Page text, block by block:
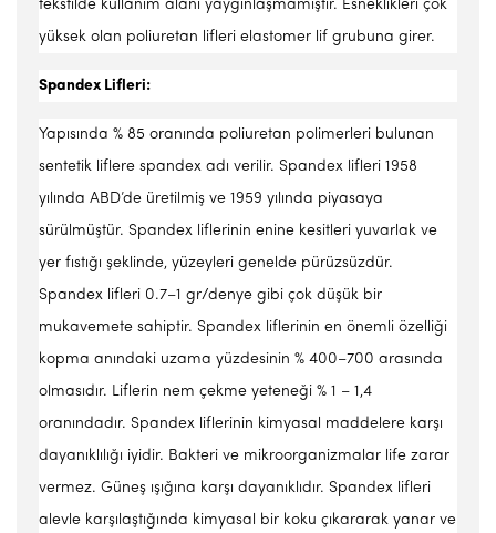
tekstilde kullanım alanı yaygınlaşmamıştır. Esneklikleri çok
yüksek olan poliuretan lifleri elastomer lif grubuna girer.
Spandex Lifleri:
Yapısında % 85 oranında poliuretan polimerleri bulunan
sentetik liflere spandex adı verilir. Spandex lifleri 1958
yılında ABD’de üretilmiş ve 1959 yılında piyasaya
sürülmüştür. Spandex liflerinin enine kesitleri yuvarlak ve
yer fıstığı şeklinde, yüzeyleri genelde pürüzsüzdür.
Spandex lifleri 0.7–1 gr/denye gibi çok düşük bir
mukavemete sahiptir. Spandex liflerinin en önemli özelliği
kopma anındaki uzama yüzdesinin % 400–700 arasında
olmasıdır. Liflerin nem çekme yeteneği % 1 – 1,4
oranındadır. Spandex liflerinin kimyasal maddelere karşı
dayanıklılığı iyidir. Bakteri ve mikroorganizmalar life zarar
vermez. Güneş ışığına karşı dayanıklıdır. Spandex lifleri
alevle karşılaştığında kimyasal bir koku çıkararak yanar ve